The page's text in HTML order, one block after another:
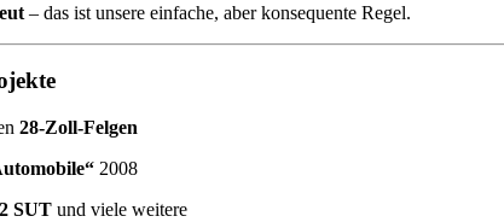
– das ist unsere einfache, aber konsequente Regel.
28-Zoll-Felgen
2008
SUT und viele weitere